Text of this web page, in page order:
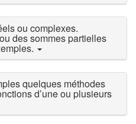
ou complexes.
des sommes partielles
quelques méthodes
d’une ou plusieurs